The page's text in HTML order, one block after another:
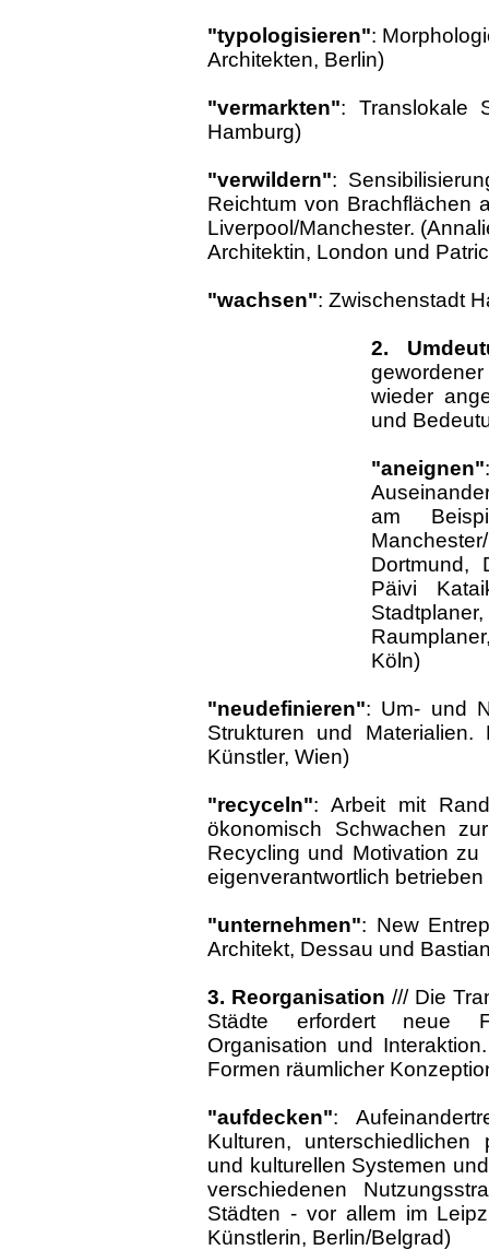
"typologisieren":
Architekten, Berlin)
"vermarkten": Translokale
Hamburg)
"verwildern":
Reichtum von Brachflächen
Liverpool/Manchester.
Architektin, London und
"wachsen": Zwischenstadt
2.
wieder
und
"aneignen"
am
Dortmund,
Päivi
Köln)
"neudefinieren": Um- und
Strukturen und
Künstler, Wien)
"recyceln": Arbeit mit
ökonomisch Schwachen
Recycling und Motivation
eigenverantwortlich
"unternehmen": New
Architekt, Dessau und
3. Reorganisation /// Die
Städte erfordert neue
Organisation und
Formen räumlicher
"aufdecken":
Kulturen, unterschiedlichen
und kulturellen Systemen
verschiedenen
Städten - vor allem im
Künstlerin, Berlin/Belgrad)